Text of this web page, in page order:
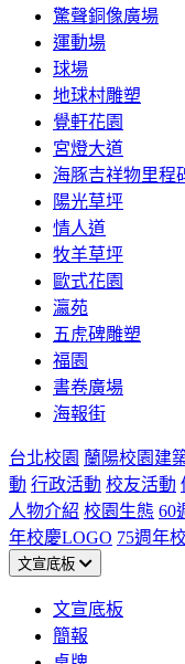
驚聲銅像廣場
運動場
球場
地球村雕塑
覺軒花園
宮燈大道
海豚吉祥物里程
陽光草坪
情人道
牧羊草坪
歐式花園
瀛苑
五虎碑雕塑
福園
書卷廣場
海報街
台北校園 蘭陽校園建
動 行政活動 校友活動
人物介紹 校園生態 60
年校慶LOGO 75週年
文宣底板
文宣底板
簡報